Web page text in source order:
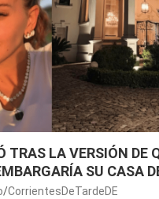
TRAS LA VERSIÓN DE
SU CASA
RASCAR DE
CorrientesDeTardeDE